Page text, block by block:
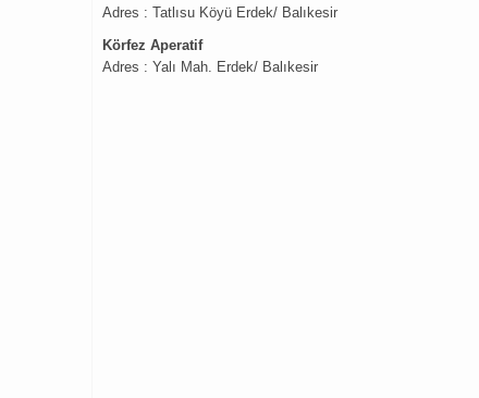
Adres : Tatlısu Köyü Erdek/ Balıkesir
Körfez Aperatif
Adres : Yalı Mah. Erdek/ Balıkesir